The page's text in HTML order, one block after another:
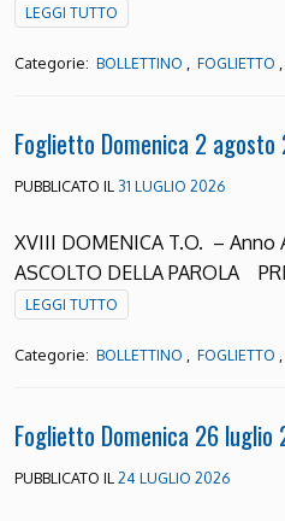
LEGGI TUTTO
Categorie: BOLLETTINO FOGLIETTO
Foglietto Domenica 2
PUBBLICATO IL 31 LUGLIO 2026
XVIII DOMENICA T.O. –
ASCOLTO DELLA
LEGGI TUTTO
Categorie: BOLLETTINO FOGLIETTO
Foglietto Domenica 26 luglio
PUBBLICATO IL 24 LUGLIO 2026